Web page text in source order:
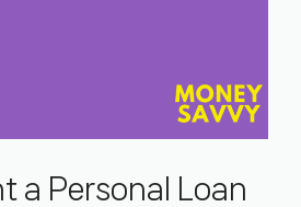
a Personal Loan